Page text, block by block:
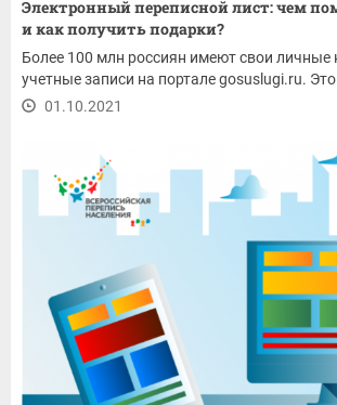
Электронный переписной лист: чем
и как получить подарки?
Более 100 млн россиян имеют свои личные
учетные записи на портале gosuslugi.ru.
01.10.2021